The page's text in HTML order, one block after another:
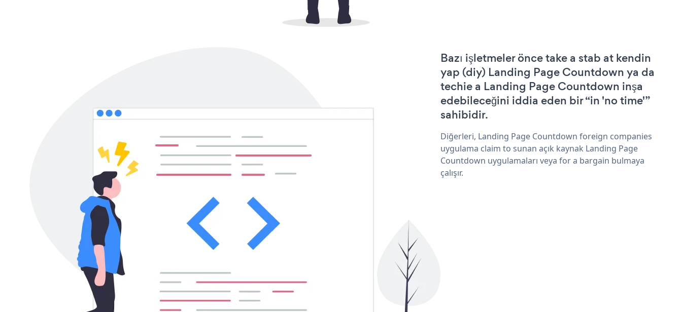
Bazı işletmeler önce take a stab at kendin
yap (diy) Landing Page Countdown ya da
techie a Landing Page Countdown inşa
edebileceğini iddia eden bir “in 'no time'”
sahibidir.
Diğerleri, Landing Page Countdown foreign companies
uygulama claim to sunan açık kaynak Landing Page
Countdown uygulamaları veya for a bargain bulmaya
çalışır.